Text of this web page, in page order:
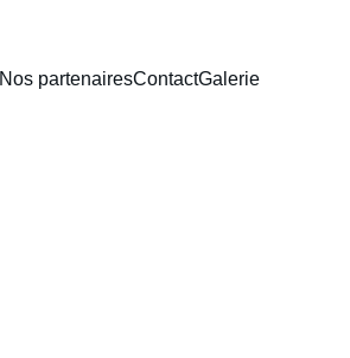
Nos partenairesContactGalerie